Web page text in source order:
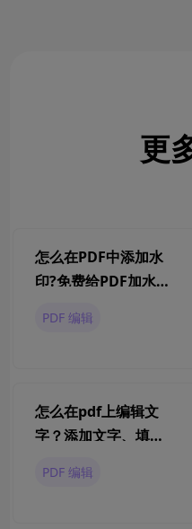
更
怎么在PDF中添加水
印?免费给PDF加水印
PDF 编辑
怎么在pdf上编辑文
字？添加文字、填写
PDF 编辑